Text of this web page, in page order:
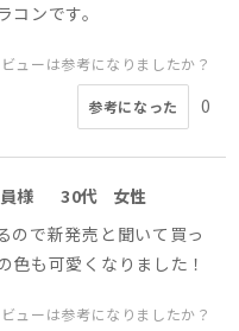
ンです。
ューは参考になりましたか？
参考になった 0
様 30代
女性
ので新発売と聞いて買っ
色も可愛くなりました！
ューは参考になりましたか？